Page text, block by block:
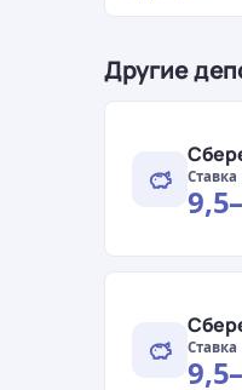
Другие
Ставка
Ставка